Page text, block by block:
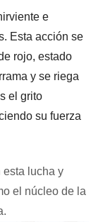
e
Esta acción se
rojo, estado
y se riega
el grito
su fuerza
esta lucha y
el núcleo de la